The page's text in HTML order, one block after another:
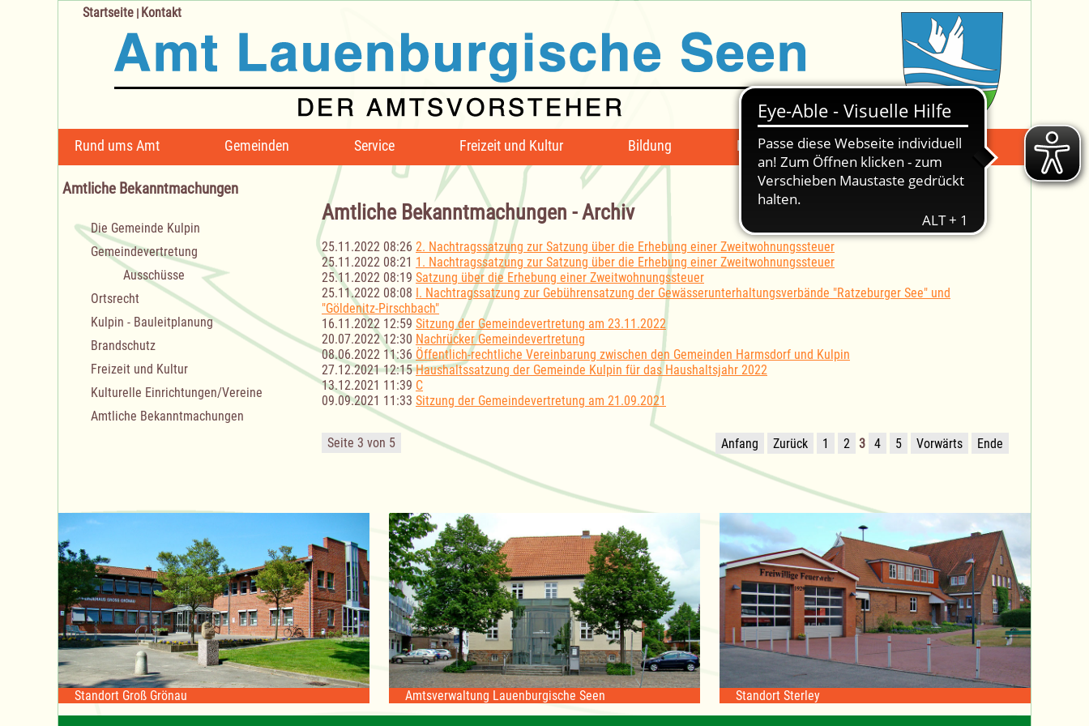
Navigation
überspringen
Rund ums Amt Gemeinden Service Freizeit und Kultur Bildung Mängelmeldung Suche -
Startseite | Kontakt
Amtliche Bekanntmachungen - Archiv
25.11.2022 08:26 2. Nachtragssatzung zur Satzung über die Erhebung einer Zweitwohnungssteuer
25.11.2022 08:21 1. Nachtragssatzung zur Satzung über die Erhebung einer Zweitwohnungssteuer
25.11.2022 08:19 Satzung über die Erhebung einer Zweitwohnungssteuer
25.11.2022 08:08 I. Nachtragssatzung zur Gebührensatzung der Gewässerunterhaltungsverbände "Ratzeburger See" und
"Göldenitz-Pirschbach"
16.11.2022 12:59 Sitzung der Gemeindevertretung am 23.11.2022
20.07.2022 12:30 Nachrücker Gemeindevertretung
08.06.2022 11:36 Öffentlich-rechtliche Vereinbarung zwischen den Gemeinden Harmsdorf und Kulpin
27.12.2021 12:15 Haushaltssatzung der Gemeinde Kulpin für das Haushaltsjahr 2022
13.12.2021 11:39 C
09.09.2021 11:33 Sitzung der Gemeindevertretung am 21.09.2021
Seite 3 von 5 Anfang Zurück 1 2 3 4 5 Vorwärts Ende
Amtliche Bekanntmachungen
Navigation
überspringen
Die Gemeinde Kulpin
Gemeindevertretung
Ausschüsse
Ortsrecht
Kulpin - Bauleitplanung
Brandschutz
Freizeit und Kultur
Kulturelle Einrichtungen/Vereine
Amtliche Bekanntmachungen
Standort Groß Grönau Amtsverwaltung Lauenburgische Seen Standort Sterley